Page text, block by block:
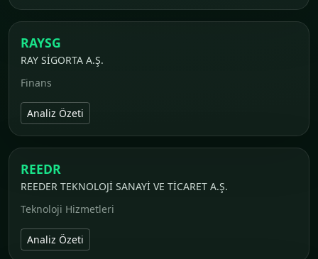
RAYSG
RAY SİGORTA A.Ş.
Finans
Analiz Özeti
REEDR
REEDER TEKNOLOJİ SANAYİ VE TİCARET A.Ş.
Teknoloji Hizmetleri
Analiz Özeti